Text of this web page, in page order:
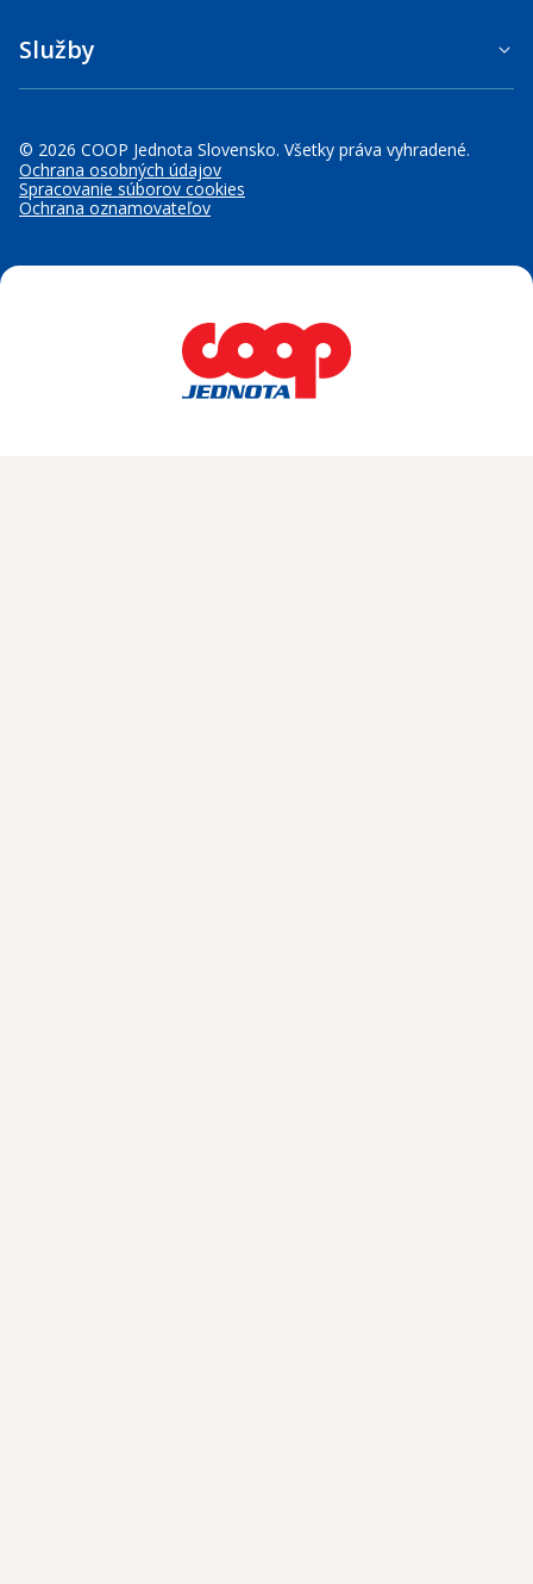
© 2026 COOP Jednota Slovensko. Všetky práva vyhradené.
Ochrana osobných údajov
Spracovanie súborov cookies
Ochrana oznamovateľov
Služby